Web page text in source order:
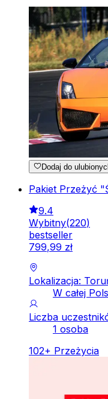
Dodaj do
Pakiet Przeżyć
9.4
Wybitny(220)
bestseller
799,99 zł
Lokalizacja:
W całej
Liczba
1 osoba
102+ Przeżycia